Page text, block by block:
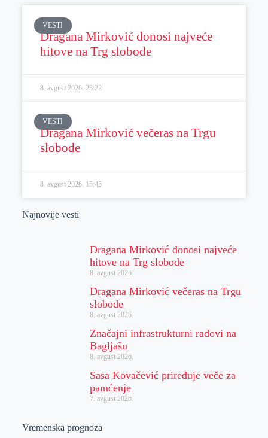
VESTI
Dragana Mirković donosi najveće
hitove na Trg slobode
8. avgust 2026. 23:22
VESTI
Dragana Mirković večeras na Trgu
slobode
8. avgust 2026. 15:45
Najnovije vesti
Dragana Mirković donosi najveće
hitove na Trg slobode
8. avgust 2026.
Dragana Mirković večeras na Trgu
slobode
8. avgust 2026.
Značajni infrastrukturni radovi na
Bagljašu
8. avgust 2026.
Sasa Kovačević priređuje veče za
pamćenje
7. avgust 2026.
Vremenska prognoza